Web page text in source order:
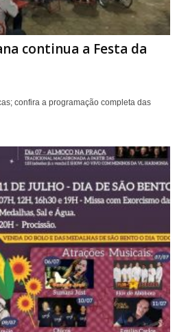
continua a Festa da
confira a programação completa das